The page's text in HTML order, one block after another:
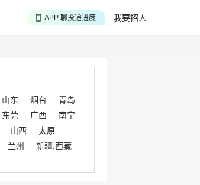
我要招人
APP 聊投递进度
山东 烟台
青岛
东莞 广西
南宁
山西
太原
兰州
新疆,西藏